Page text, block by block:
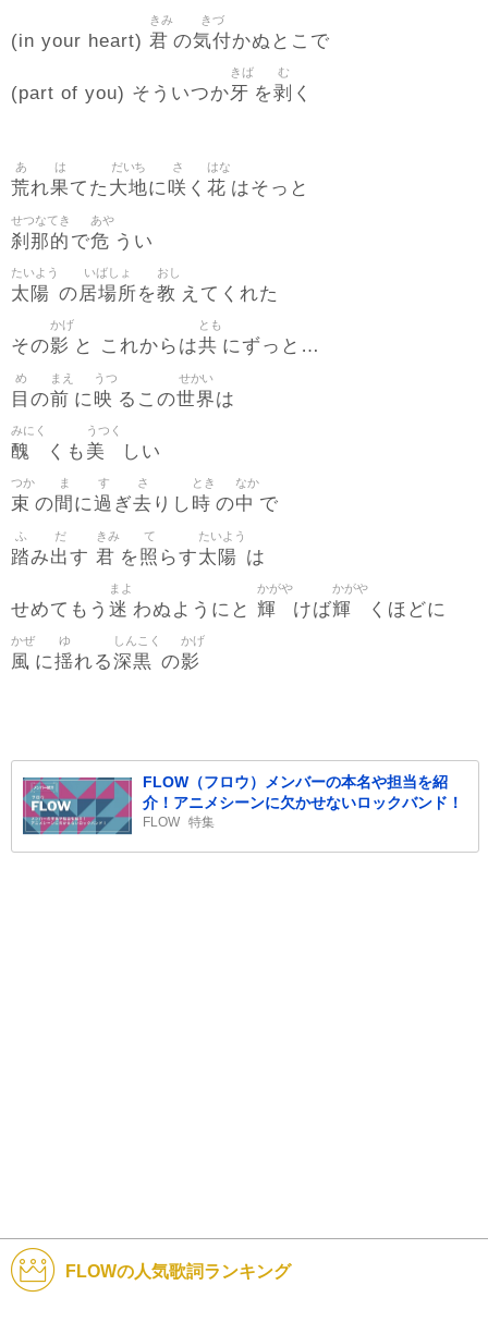
(in your heart) 君
きみ
の気付
きづ
かぬとこで
(part of you) そういつか牙
きば
を剥
む
く
荒
あ
れ果
は
てた 大地
だいち
に咲
さ
く 花
はな
はそっと
刹那的
せつなてき
で危
あや
うい
太陽
たいよう
の居場所
いばしょ
を教
おし
えてくれた
その影
かげ
と これからは共
とも
にずっと…
目
め
の前
まえ
に映
うつ
るこの世界
せかい
は
醜
みにく
くも 美
うつく
しい
束
つか
の間
ま
に過
す
ぎ去
さ
りし 時
とき
の中
なか
で
踏
ふ
み出
だ
す 君
きみ
を照
て
らす太陽
たいよう
は
せめてもう 迷
まよ
わぬようにと 輝
かがや
けば輝
かがや
くほどに
風
かぜ
に揺
ゆ
れる深黒
しんこく
の影
かげ
FLOW（フロウ）メンバーの本名や担当を紹
介！アニメシーンに欠かせないロックバンド！
FLOW 特集
FLOWの人気歌詞ランキング